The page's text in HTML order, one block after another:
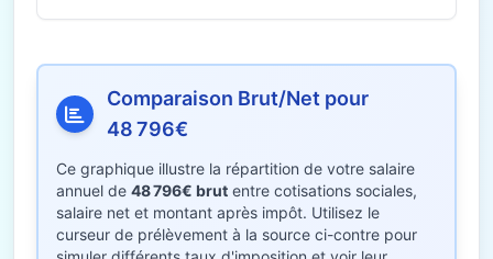
Comparaison Brut/Net pour
48 796€
Ce graphique illustre la répartition de votre salaire
annuel de 48 796€ brut entre cotisations sociales,
salaire net et montant après impôt. Utilisez le
curseur de prélèvement à la source ci-contre pour